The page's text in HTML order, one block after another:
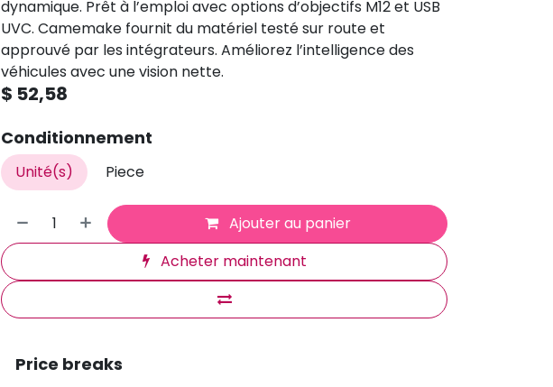
dynamique. Prêt à l’emploi avec options d’objectifs M12 et USB
UVC. Camemake fournit du matériel testé sur route et
approuvé par les intégrateurs. Améliorez l’intelligence des
véhicules avec une vision nette.
$ 52,58
Conditionnement
Unité(s) Piece
Ajouter au panier
Acheter maintenant
Price breaks